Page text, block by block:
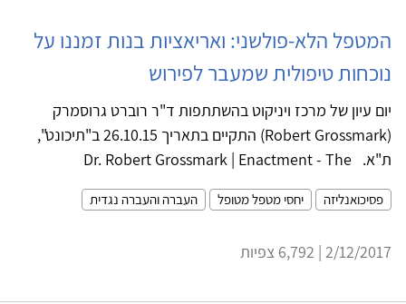
המטפל הלא-פולשני: ואריאציות בנות זמננו על
נוכחות טיפולית שמעבר לפירוש
יום עיון של מרכז ויניקוט בהשתתפות ד"ר רוברט גרוסמרק
(Robert Grossmark) התקיים בתאריך 26.10.15 ב"תיכונט",
ת"א. Dr. Robert Grossmark | Enactment - The
פסיכואנליזה יחסי מטפל מטופל העברה והעברה נגדית
2/12/2017 | 6,792 צפיות